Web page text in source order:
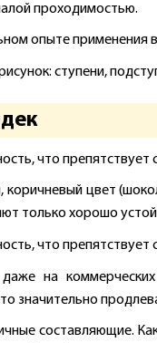
проходимостью.
опыте применения
ступени,
что
цвет
только хорошо
что
на
значительно
составляющие.